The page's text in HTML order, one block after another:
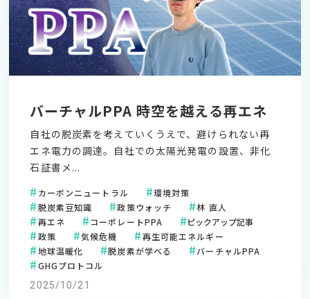
バーチャルPPA 時空を越える再エネ
自社の脱炭素を考えていくうえで、避けられない再
エネ電力の調達。自社での太陽光発電の設置、非化
石証書メ...
カーボンニュートラル
環境対策
脱炭素豆知識
政策ウォッチ
林 直人
再エネ
コーポレートPPA
ピックアップ記事
政策
気候危機
再生可能エネルギー
地球温暖化
脱炭素が学べる
バーチャルPPA
GHGプロトコル
2025/10/21